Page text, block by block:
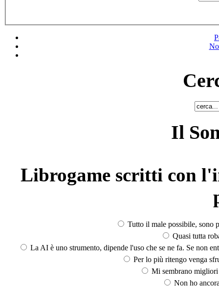
Il
Librogame scritti con
Tutto il male possibile, sono
Quasi tutta
La AI è uno strumento, dipende l'uso che se ne fa. Se non
Per lo più ritengo venga
Mi sembrano
Non ho